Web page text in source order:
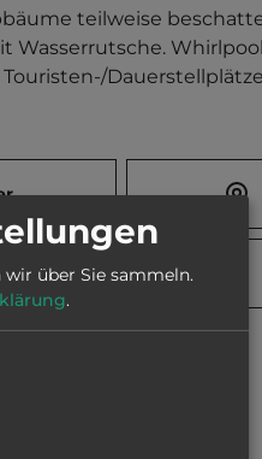
teilweise
Wasserrutsche.
über Sie sammeln.
.